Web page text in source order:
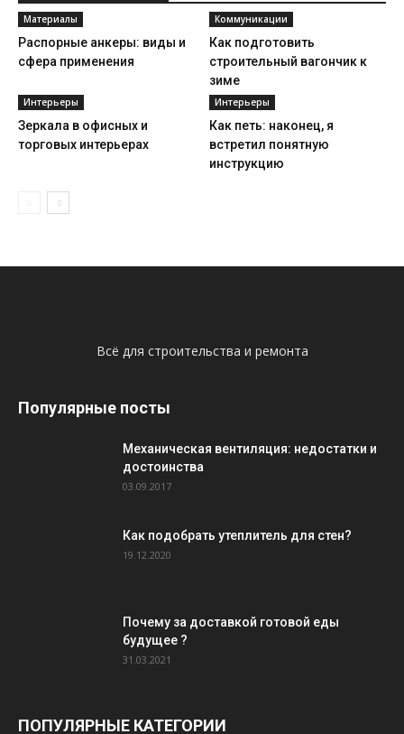
Материалы
Распорные анкеры: виды и
сфера применения
Коммуникации
Как подготовить
строительный вагончик к
зиме
Интерьеры
Зеркала в офисных и
торговых интерьерах
Интерьеры
Как петь: наконец, я
встретил понятную
инструкцию
Всё для строительства и ремонта
Популярные посты
Механическая вентиляция: недостатки и
достоинства
03.09.2017
Как подобрать утеплитель для стен?
19.12.2020
Почему за доставкой готовой еды
будущее ?
31.03.2021
ПОПУЛЯРНЫЕ КАТЕГОРИИ